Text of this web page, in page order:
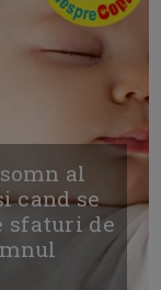
al
cand se
sfaturi de